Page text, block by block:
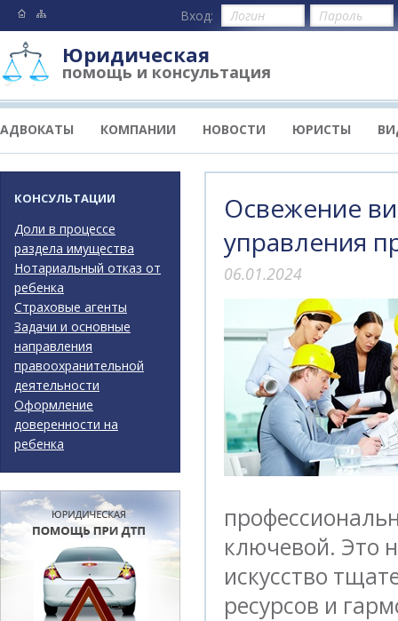
Вход:
Юридическая
помощь и консультация
АДВОКАТЫ КОМПАНИИ НОВОСТИ ЮРИСТЫ
Освежение
управления
06.01.2024
ключевой. Это
искусство
ресурсов и
КОНСУЛЬТАЦИИ
Доли в процессе
раздела имущества
Нотариальный отказ от
ребенка
Страховые агенты
Задачи и основные
направления
правоохранительной
деятельности
Оформление
доверенности на
ребенка